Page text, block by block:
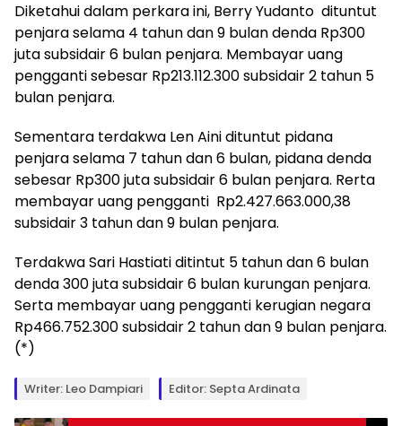
Diketahui dalam perkara ini, Berry Yudanto dituntut
penjara selama 4 tahun dan 9 bulan denda Rp300
juta subsidair 6 bulan penjara. Membayar uang
pengganti sebesar Rp213.112.300 subsidair 2 tahun 5
bulan penjara.
Sementara terdakwa Len Aini dituntut pidana
penjara selama 7 tahun dan 6 bulan, pidana denda
sebesar Rp300 juta subsidair 6 bulan penjara. Rerta
membayar uang pengganti Rp2.427.663.000,38
subsidair 3 tahun dan 9 bulan penjara.
Terdakwa Sari Hastiati ditintut 5 tahun dan 6 bulan
denda 300 juta subsidair 6 bulan kurungan penjara.
Serta membayar uang pengganti kerugian negara
Rp466.752.300 subsidair 2 tahun dan 9 bulan penjara.
(*)
Writer: Leo Dampiari Editor: Septa Ardinata